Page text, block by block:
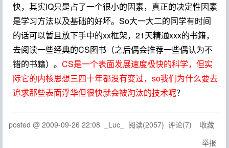
快，其实IQ只是占了一个很小的因素，真正的决定性因素
是学习方法以及基础的好坏。So大一大二的同学有时间
的话可以暂且放下手中的xx框架，21天精通xxx的书籍，
去阅读一些经典的CS图书（之后偶会推荐一些偶认为不
错的书籍）。 CS是一个表面发展速度极快的科学，但实
际它的内核思想三四十年都没有变过，so我们为什么要去
追求那些表面浮华但很快就会被淘汰的技术呢？
posted @ 2009-09-26 22:08 _Luc_ 阅读(2057) 评论(7) 收藏
举报